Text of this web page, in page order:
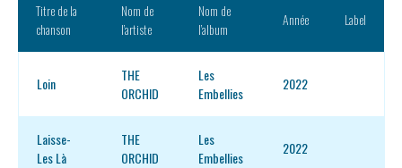
Titre de la
chanson
Nom de
l’artiste
Nom de
l’album
Année Label
Loin
THE
ORCHID
Les
Embellies
2022
Laisse-
Les Là
THE
ORCHID
Les
Embellies
2022